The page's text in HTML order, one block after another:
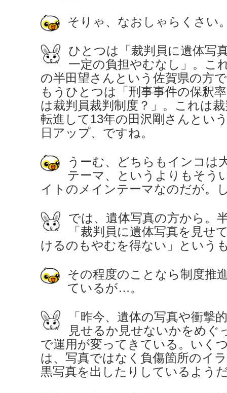
そりゃ、なおしゃらくさい
ひとつは「裁判員に遺体写
一定の負担やむなし」。こ
の半田望さんという佐賀県の方
もうひとつは「刑事事件の保釈
は裁判員裁判制度？」。これは
転進して13年の田沢剛さんとい
日アップ、ですね。
うーむ、どちらもインコは
テーマ、というよりもそう
イトのメインテーマなのだが。
では、遺体写真の方から。
「裁判員に遺体写真を見せ
けるのもやむを得ない」という
その程度のことなら制度推
ているが…。
「昨今、遺体の写真や衝撃
見せるか見せないかをめぐ
で運用が変ってきている。いく
は、写真ではなく負傷箇所のイ
黒写真を出したりしているよう